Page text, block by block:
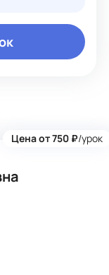
Цена от 750 ₽/урок